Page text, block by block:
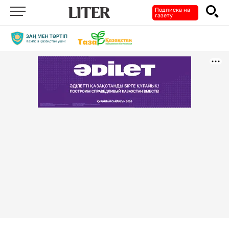
Подписка на
газету